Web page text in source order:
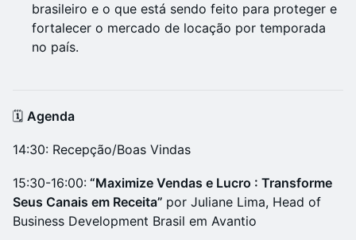
brasileiro e o que está sendo feito para proteger e
fortalecer o mercado de locação por temporada
no país.
🗓️ Agenda
14:30: Recepção/Boas Vindas
15:30-16:00: “Maximize Vendas e Lucro : Transforme
Seus Canais em Receita” por Juliane Lima, Head of
Business Development Brasil em Avantio